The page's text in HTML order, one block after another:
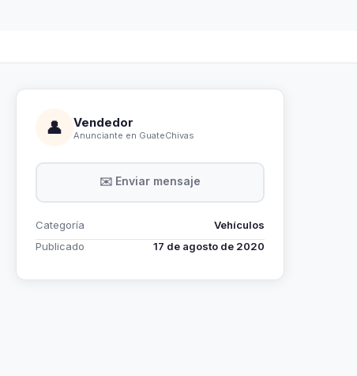
👤 Vendedor
Anunciante en GuateChivas
✉️ Enviar mensaje
Categoría
Vehículos
Publicado
17 de agosto de 2020